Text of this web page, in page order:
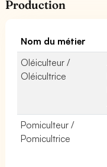
Production
Nom du métier
Oléiculteur /
Oléicultrice
Pomiculteur /
Pomicultrice